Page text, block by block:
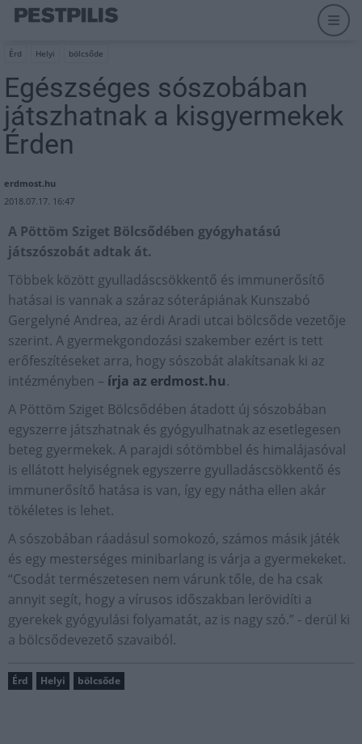
Érd Helyi bölcsőde
Egészséges sószobában
játszhatnak a kisgyermekek
Érden
erdmost.hu
2018.07.17. 16:47
A Pöttöm Sziget Bölcsődében gyógyhatású
játszószobát adtak át.
Többek között gyulladáscsökkentő és immunerősítő
hatásai is vannak a száraz sóterápiának Kunszabó
Gergelyné Andrea, az érdi Aradi utcai bölcsőde vezetője
szerint. A gyermekgondozási szakember ezért is tett
erőfeszítéseket arra, hogy sószobát alakítsanak ki az
intézményben – írja az erdmost.hu.
A Pöttöm Sziget Bölcsődében átadott új sószobában
egyszerre játszhatnak és gyógyulhatnak az esetlegesen
beteg gyermekek. A parajdi sótömbbel és himalájasóval
is ellátott helyiségnek egyszerre gyulladáscsökkentő és
immunerősítő hatása is van, így egy nátha ellen akár
tökéletes is lehet.
A sószobában ráadásul somokozó, számos másik játék
és egy mesterséges minibarlang is várja a gyermekeket.
“Csodát természetesen nem várunk tőle, de ha csak
annyit segít, hogy a vírusos időszakban lerövidíti a
gyerekek gyógyulási folyamatát, az is nagy szó.” - derül ki
a bölcsődevezető szavaiból.
Érd Helyi bölcsőde